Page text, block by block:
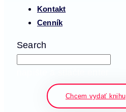
Kontakt
Cenník
Search
Chcem vydať knihu